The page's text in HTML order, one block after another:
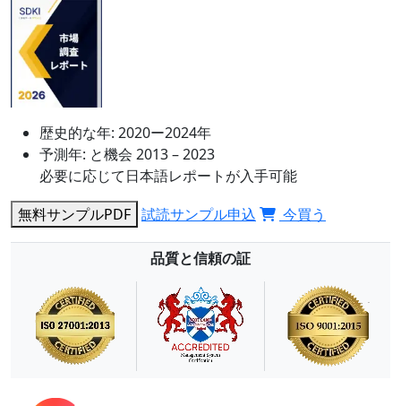
歴史的な年: 2020ー2024年
予測年: と機会 2013 – 2023
必要に応じて日本語レポートが入手可能
無料サンプルPDF 試読サンプル申込 今買う
品質と信頼の証